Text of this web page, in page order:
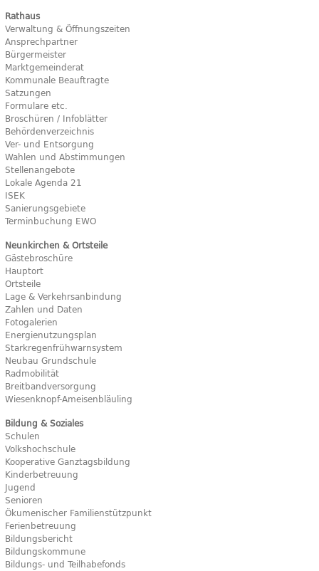
Rathaus
Verwaltung & Öffnungszeiten
Ansprechpartner
Bürgermeister
Marktgemeinderat
Kommunale Beauftragte
Satzungen
Formulare etc.
Broschüren / Infoblätter
Behördenverzeichnis
Ver- und Entsorgung
Wahlen und Abstimmungen
Stellenangebote
Lokale Agenda 21
ISEK
Sanierungsgebiete
Terminbuchung EWO
Neunkirchen & Ortsteile
Gästebroschüre
Hauptort
Ortsteile
Lage & Verkehrsanbindung
Zahlen und Daten
Fotogalerien
Energienutzungsplan
Starkregenfrühwarnsystem
Neubau Grundschule
Radmobilität
Breitbandversorgung
Wiesenknopf-Ameisenbläuling
Bildung & Soziales
Schulen
Volkshochschule
Kooperative Ganztagsbildung
Kinderbetreuung
Jugend
Senioren
Ökumenischer Familienstützpunkt
Ferienbetreuung
Bildungsbericht
Bildungskommune
Bildungs- und Teilhabefonds